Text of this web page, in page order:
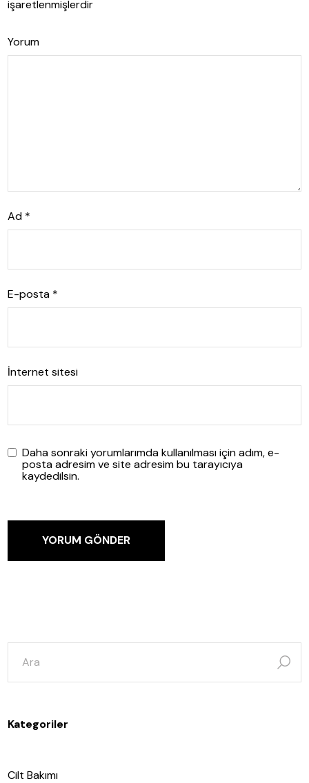
işaretlenmişlerdir
Yorum
Ad *
E-posta *
İnternet sitesi
Daha sonraki yorumlarımda kullanılması için adım, e-
posta adresim ve site adresim bu tarayıcıya
kaydedilsin.
YORUM GÖNDER
şunun
ara:
Kategoriler
Cilt Bakımı